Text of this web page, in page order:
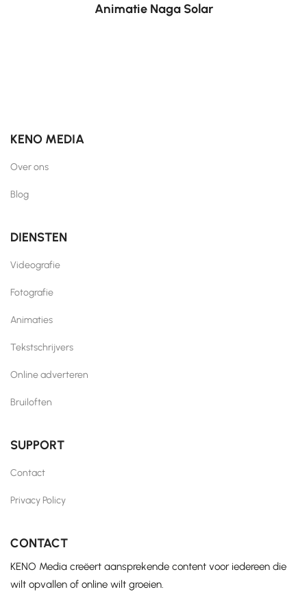
Animatie Naga Solar
KENO MEDIA
Over ons
Blog
DIENSTEN
Videografie
Fotografie
Animaties
Tekstschrijvers
Online adverteren
Bruiloften
SUPPORT
Contact
Privacy Policy
CONTACT
KENO Media creëert aansprekende content voor iedereen die
wilt opvallen of online wilt groeien.